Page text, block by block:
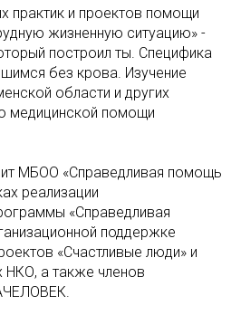
практик и проектов помощи
жизненную ситуацию» -
построил ты. Специфика
без крова. Изучение
области и других
медицинской помощи
МБОО «Справедливая помощь
реализации
«Справедливая
поддержке
«Счастливые люди» и
НКО, а также членов